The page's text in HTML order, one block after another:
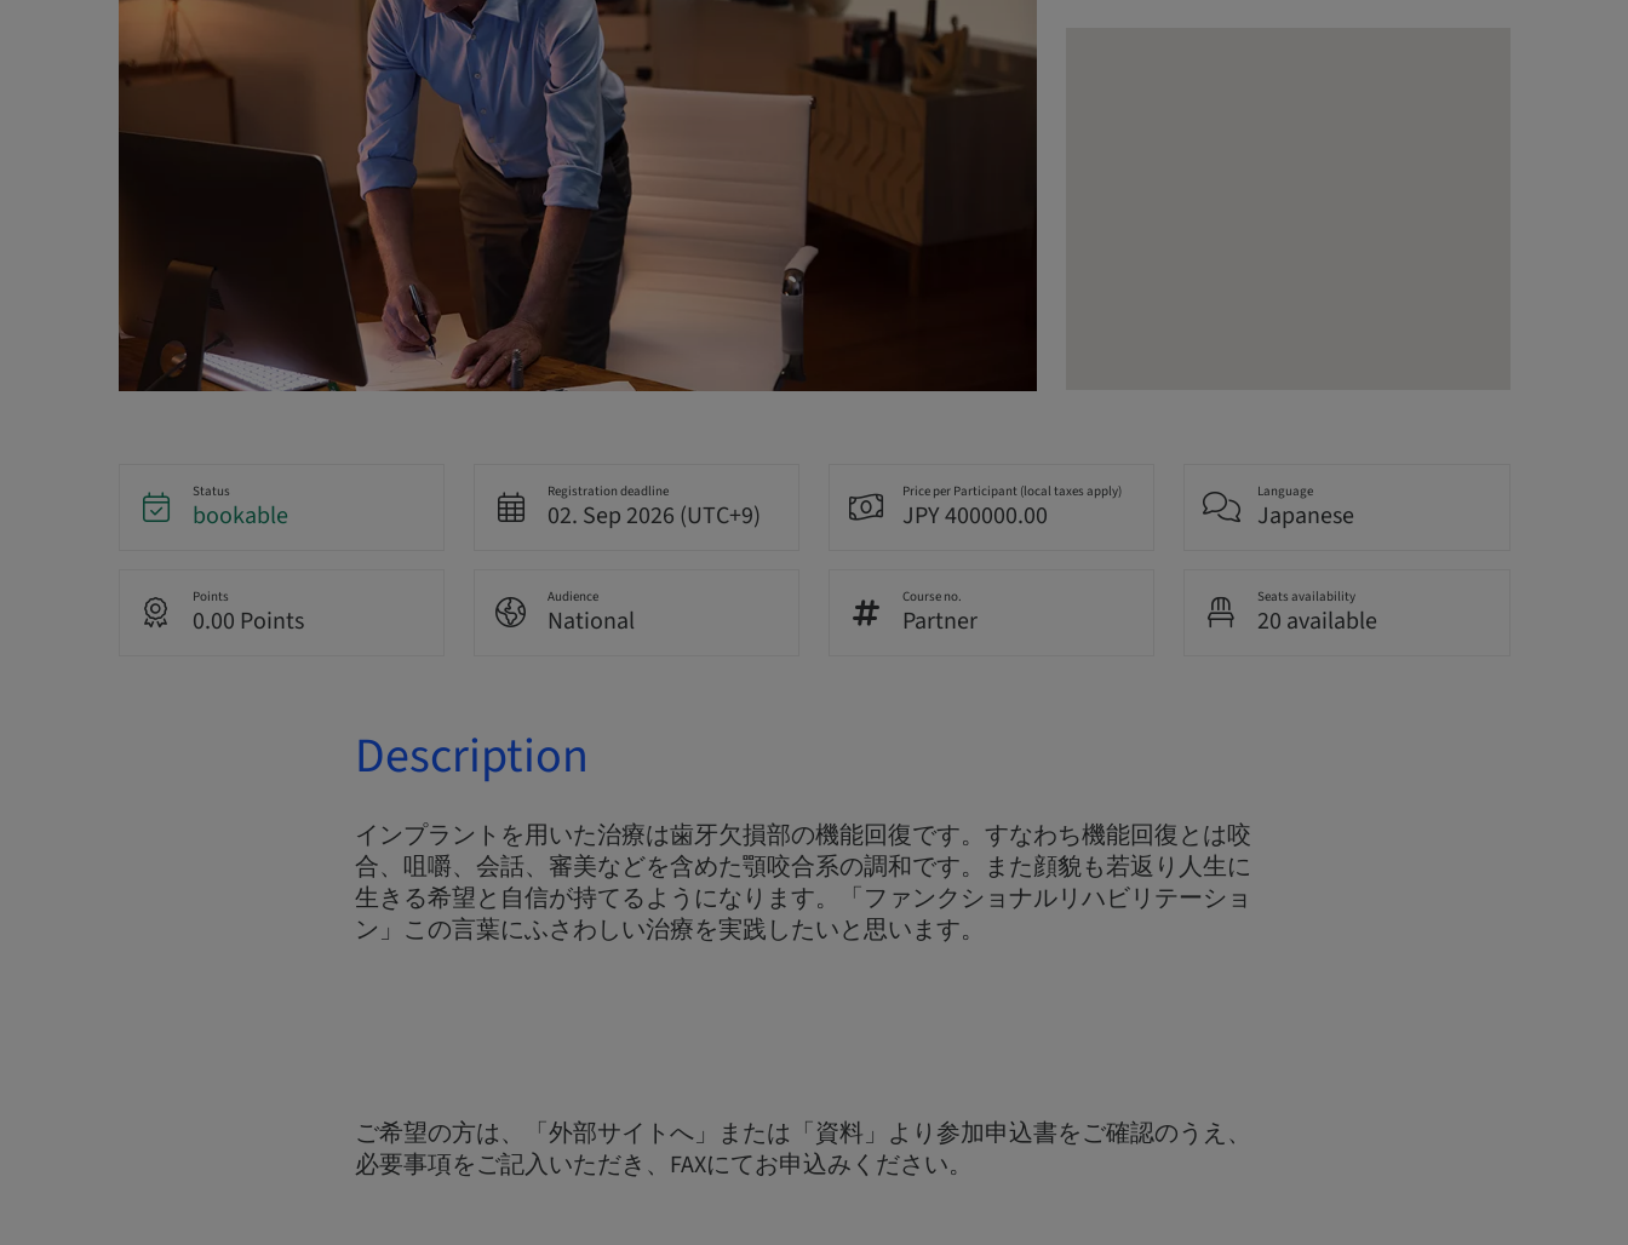
Status
bookable
Registration deadline
02. Sep 2026 (UTC+9)
Price per Participant (local taxes apply)
JPY 400000.00
Language
Japanese
Points
0.00 Points
Audience
National
Course no.
Partner
Seats availability
20 available
Description
インプラントを用いた治療は歯牙欠損部の機能回復です。すなわち機能回復とは咬
合、咀嚼、会話、審美などを含めた顎咬合系の調和です。また顔貌も若返り人生に
生きる希望と自信が持てるようになります。「ファンクショナルリハビリテーショ
ン」この言葉にふさわしい治療を実践したいと思います。
ご希望の方は、「外部サイトへ」または「資料」より参加申込書をご確認のうえ、
必要事項をご記入いただき、FAXにてお申込みください。